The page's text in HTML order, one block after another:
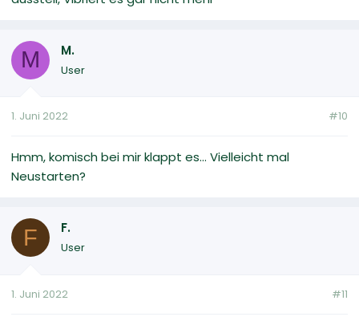
M M.
User
1. Juni 2022 #10
Hmm, komisch bei mir klappt es... Vielleicht mal
Neustarten?
F F.
User
1. Juni 2022 #11